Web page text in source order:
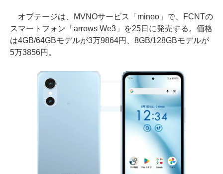
オプテージは、MVNOサービス「mineo」で、FCNTの
スマートフォン「arrows We3」を25日に発売する。価格
は4GB/64GBモデルが3万9864円、8GB/128GBモデルが
5万3856円。